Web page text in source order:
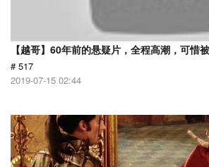
【越哥】60年前的悬疑片，全程高潮，可惜
# 517
2019-07-15 02:44